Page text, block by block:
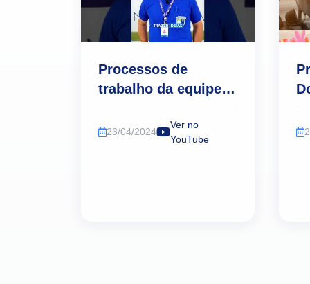
Processos de
trabalho da equipe
de Segurança.
23/04/2024
Ver no
YouTube